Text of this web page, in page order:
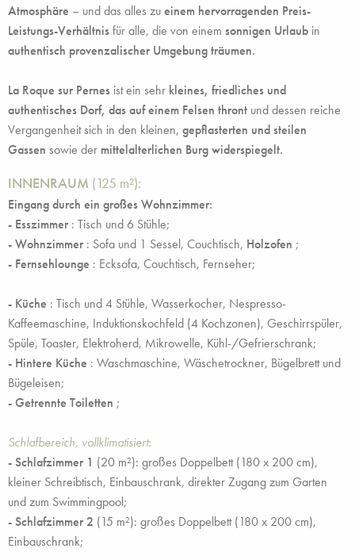
Atmosphäre – und das alles zueinem hervorragenden Preis-
Leistungs-Verhältnisfür alle, die von einem sonnigen Urlaub in
authentisch provenzalischer Umgebung träumen.
La Roque sur Pernes ist ein sehr kleines, friedliches und
authentisches Dorf, das auf einem Felsen thront und dessen reiche
Vergangenheit sich in den kleinen, gepflasterten und steilen
Gassen sowie der mittelalterlichen Burg widerspiegelt.
INNENRAUM (125 m²):
Eingang durch ein großes Wohnzimmer:
- Esszimmer: Tisch und 6 Stühle;
- Wohnzimmer: Sofa und 1 Sessel, Couchtisch, Holzofen ;
- Fernsehlounge : Ecksofa, Couchtisch, Fernseher;
- Küche : Tisch und 4 Stühle, Wasserkocher, Nespresso-
Kaffeemaschine, Induktionskochfeld (4 Kochzonen), Geschirrspüler,
Spüle, Toaster, Elektroherd, Mikrowelle, Kühl-/Gefrierschrank;
- Hintere Küche : Waschmaschine, Wäschetrockner, Bügelbrett und
Bügeleisen;
- Getrennte Toiletten ;
Schlafbereich, vollklimatisiert:
- Schlafzimmer 1 (20 m²): großes Doppelbett (180 x 200 cm),
kleiner Schreibtisch, Einbauschrank, direkter Zugang zum Garten
und zum Swimmingpool;
- Schlafzimmer 2 (15 m²): großes Doppelbett (180 x 200 cm),
Einbauschrank;